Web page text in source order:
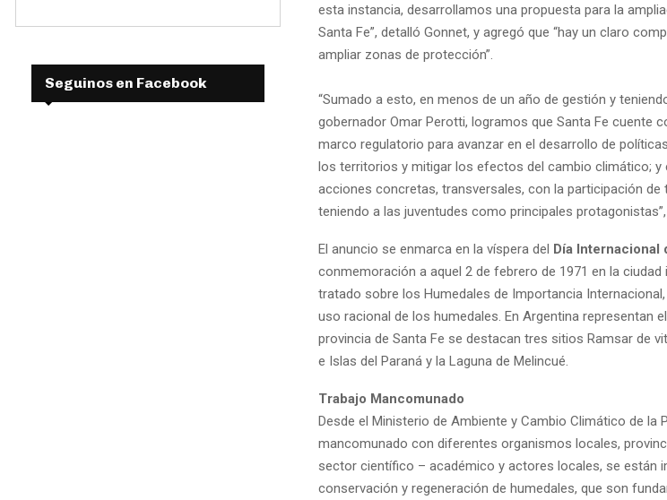
esta instancia, desarrollamos una propuesta para la
Santa Fe”, detalló Gonnet, y agregó que “hay un claro
ampliar zonas de protección”.
“Sumado a esto, en menos de un año de gestión y
gobernador Omar Perotti, logramos que Santa Fe cuente
marco regulatorio para avanzar en el desarrollo de
los territorios y mitigar los efectos del cambio climático;
acciones concretas, transversales, con la participación
teniendo a las juventudes como principales
El anuncio se enmarca en la víspera del Día Internacional
conmemoración a aquel 2 de febrero de 1971 en la
tratado sobre los Humedales de Importancia
uso racional de los humedales. En Argentina representan
provincia de Santa Fe se destacan tres sitios Ramsar de
e Islas del Paraná y la Laguna de Melincué.
Trabajo Mancomunado
Desde el Ministerio de Ambiente y Cambio Climático de la
mancomunado con diferentes organismos locales,
sector científico – académico y actores locales, se están
conservación y regeneración de humedales, que son
Seguinos en Facebook